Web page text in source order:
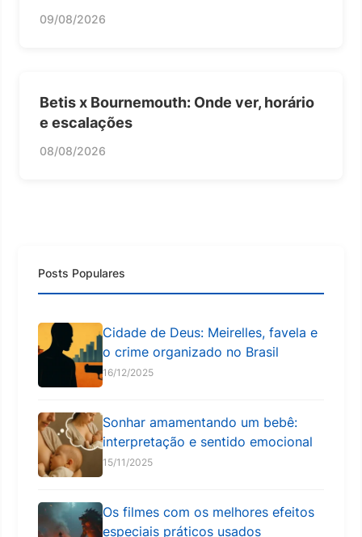
09/08/2026
Betis x Bournemouth: Onde ver, horário
e escalações
08/08/2026
Posts Populares
Cidade de Deus: Meirelles, favela e
o crime organizado no Brasil
16/12/2025
Sonhar amamentando um bebê:
interpretação e sentido emocional
15/11/2025
Os filmes com os melhores efeitos
especiais práticos usados